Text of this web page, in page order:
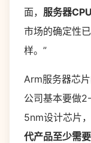
面， 服务器
市场的确定性
样。”
Arm服务器芯
公司基本要做
5nm设计芯片
代产品至少需